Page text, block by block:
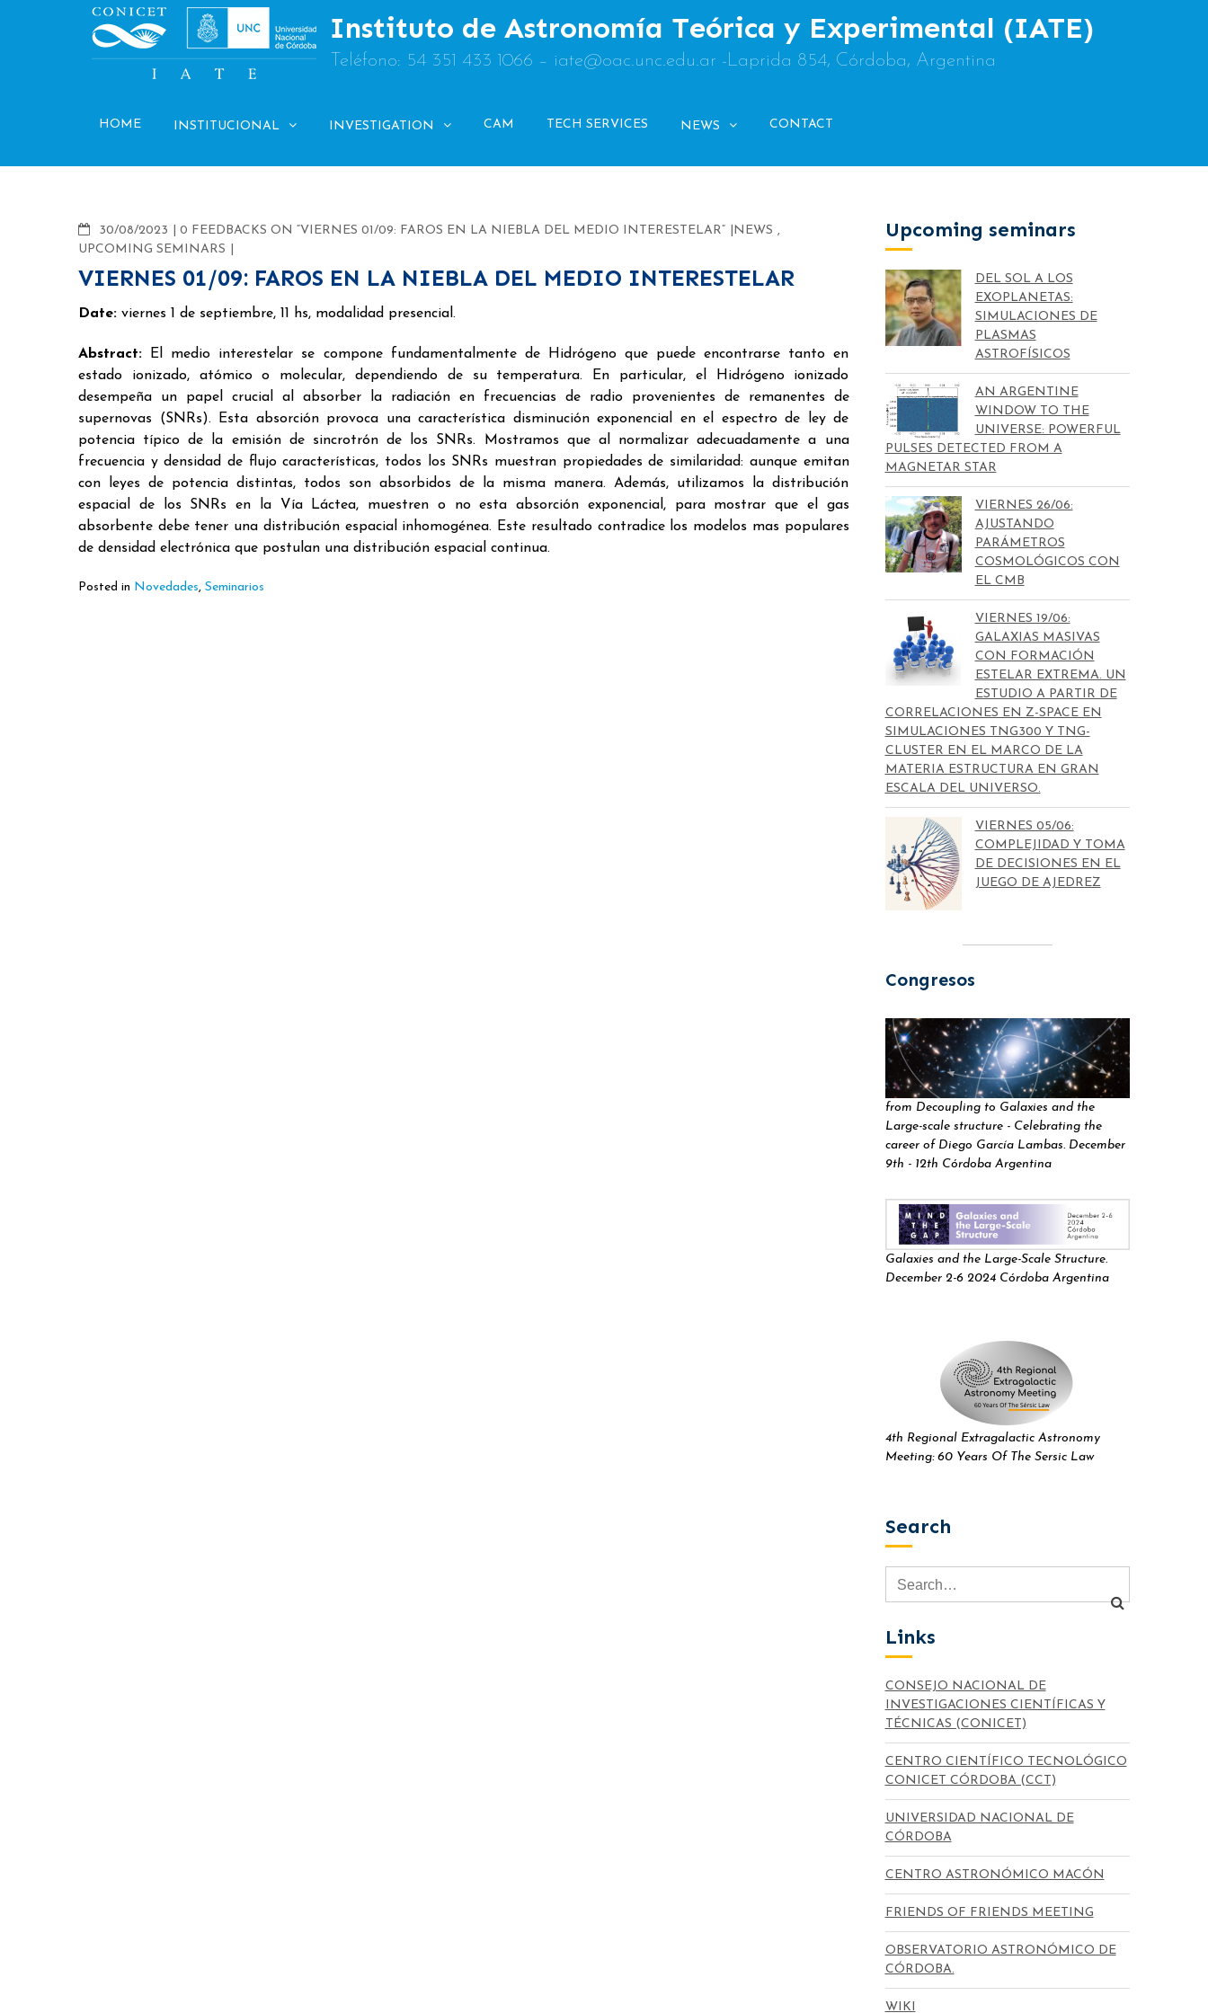
Instituto de Astronomía Teórica y Experimental (IATE)
Teléfono: 54 351 433 1066 – iate@oac.unc.edu.ar -Laprida 854, Córdoba, Argentina
HOME INSTITUCIONAL INVESTIGATION CAM TECH SERVICES NEWS CONTACT
30/08/2023 COMMENTS
0 FEEDBACKS ON “VIERNES 01/09: FAROS EN LA NIEBLA DEL MEDIO INTERESTELAR” NEWS ,
UPCOMING SEMINARS
VIERNES 01/09: FAROS EN LA NIEBLA DEL MEDIO INTERESTELAR
Date: viernes 1 de septiembre, 11 hs, modalidad presencial.
Abstract: El medio interestelar se compone fundamentalmente de Hidrógeno que puede encontrarse tanto en
estado ionizado, atómico o molecular, dependiendo de su temperatura. En particular, el Hidrógeno ionizado
desempeña un papel crucial al absorber la radiación en frecuencias de radio provenientes de remanentes de
supernovas (SNRs). Esta absorción provoca una característica disminución exponencial en el espectro de ley de
potencia típico de la emisión de sincrotrón de los SNRs. Mostramos que al normalizar adecuadamente a una
frecuencia y densidad de flujo características, todos los SNRs muestran propiedades de similaridad: aunque emitan
con leyes de potencia distintas, todos son absorbidos de la misma manera. Además, utilizamos la distribución
espacial de los SNRs en la Vía Láctea, muestren o no esta absorción exponencial, para mostrar que el gas
absorbente debe tener una distribución espacial inhomogénea. Este resultado contradice los modelos mas populares
de densidad electrónica que postulan una distribución espacial continua.
Posted in Novedades, Seminarios
Upcoming seminars
DEL SOL A LOS
EXOPLANETAS:
SIMULACIONES DE
PLASMAS
ASTROFÍSICOS
AN ARGENTINE
WINDOW TO THE
UNIVERSE: POWERFUL
PULSES DETECTED FROM A
MAGNETAR STAR
VIERNES 26/06:
AJUSTANDO
PARÁMETROS
COSMOLÓGICOS CON
EL CMB
VIERNES 19/06:
GALAXIAS MASIVAS
CON FORMACIÓN
ESTELAR EXTREMA. UN
ESTUDIO A PARTIR DE
CORRELACIONES EN Z-SPACE EN
SIMULACIONES TNG300 Y TNG-
CLUSTER EN EL MARCO DE LA
MATERIA ESTRUCTURA EN GRAN
ESCALA DEL UNIVERSO.
VIERNES 05/06:
COMPLEJIDAD Y TOMA
DE DECISIONES EN EL
JUEGO DE AJEDREZ
Congresos
from Decoupling to Galaxies and the
Large-scale structure - Celebrating the
career of Diego García Lambas. December
9th - 12th Córdoba Argentina
Galaxies and the Large-Scale Structure.
December 2-6 2024 Córdoba Argentina
4th Regional Extragalactic Astronomy
Meeting: 60 Years Of The Sersic Law
Search
Links
CONSEJO NACIONAL DE
INVESTIGACIONES CIENTÍFICAS Y
TÉCNICAS (CONICET)
CENTRO CIENTÍFICO TECNOLÓGICO
CONICET CÓRDOBA (CCT)
UNIVERSIDAD NACIONAL DE
CÓRDOBA
CENTRO ASTRONÓMICO MACÓN
FRIENDS OF FRIENDS MEETING
OBSERVATORIO ASTRONÓMICO DE
CÓRDOBA.
WIKI